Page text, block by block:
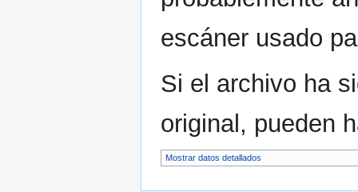
escáner usado
Si el archivo ha
original, pueden
Mostrar datos detallados